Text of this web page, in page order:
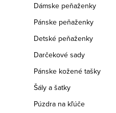
Dámske peňaženky
Pánske peňaženky
Detské peňaženky
Darčekové sady
Pánske kožené tašky
Šály a šatky
Púzdra na kľúče